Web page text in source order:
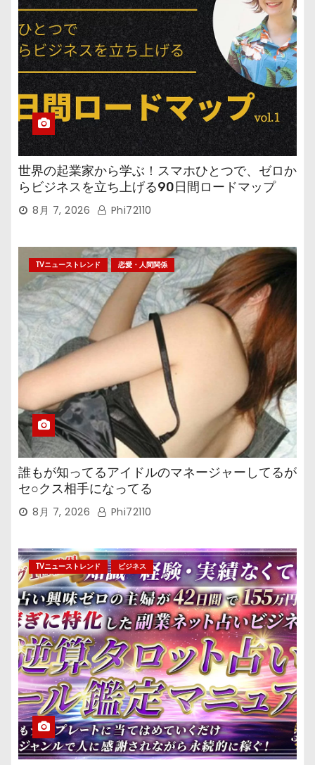
世界の起業家から学ぶ！スマホひとつで、ゼロか
らビジネスを立ち上げる90日間ロードマップ
8月 7, 2026 Phi72110
TVニューストレンド 恋愛・人間関係
誰もが知ってるアイドルのマネージャーしてるが
セ○クス相手になってる
8月 7, 2026 Phi72110
TVニューストレンド ビジネス